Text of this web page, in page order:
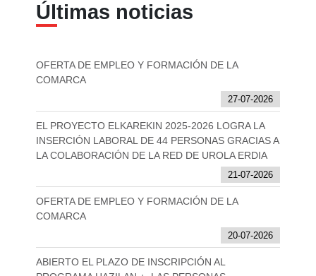
Últimas noticias
OFERTA DE EMPLEO Y FORMACIÓN DE LA
COMARCA
27-07-2026
EL PROYECTO ELKAREKIN 2025-2026 LOGRA LA
INSERCIÓN LABORAL DE 44 PERSONAS GRACIAS A
LA COLABORACIÓN DE LA RED DE UROLA ERDIA
21-07-2026
OFERTA DE EMPLEO Y FORMACIÓN DE LA
COMARCA
20-07-2026
ABIERTO EL PLAZO DE INSCRIPCIÓN AL